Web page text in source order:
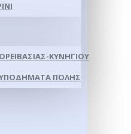
ΚΥΝΗΓΊΟΥ
ΥΠΟΔΉΜΑΤΑ ΠΌΛΗΣ